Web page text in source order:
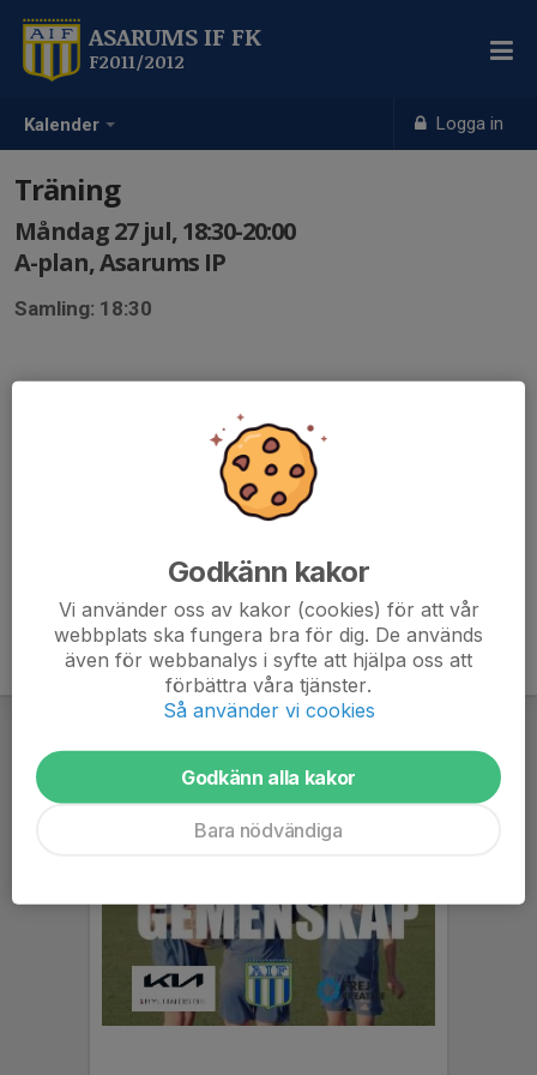
Kalender Logga in
ASARUMS IF FK
F2011/2012
Träning
Måndag 27 jul, 18:30-20:00
A-plan, Asarums IP
Samling: 18:30
Godkänn kakor
Vi använder oss av kakor (cookies) för att vår
webbplats ska fungera bra för dig. De används
även för webbanalys i syfte att hjälpa oss att
förbättra våra tjänster.
Så använder vi cookies
Godkänn alla kakor
Bara nödvändiga